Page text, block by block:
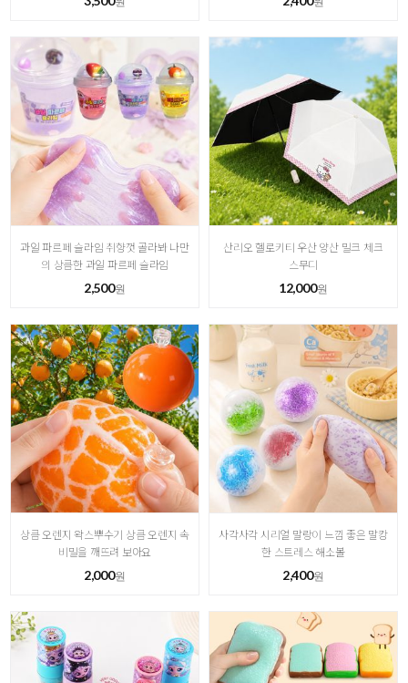
과일 파르페 슬라임 취향껏 골라봐 나만
의 상큼한 과일 파르페 슬라임
2,500원
산리오 헬로키티 우산 양산 밀크 체크
스무디
12,000원
상큼 오렌지 왁스뿌수기 상큼 오렌지 속
비밀을 깨뜨려 보아요
2,000원
사각사각 시리얼 말랑이 느낌 좋은 말캉
한 스트레스 해소볼
2,400원